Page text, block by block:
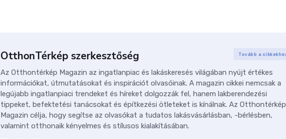
OtthonTérkép szerkesztőség Tovább a
Az Otthontérkép Magazin az ingatlanpiac és lakáskeresés világában nyújt értékes
információkat, útmutatásokat és inspirációt olvasóinak. A magazin cikkei nemcsak a
legújabb ingatlanpiaci trendeket és híreket dolgozzák fel, hanem lakberendezési
tippeket, befektetési tanácsokat és építkezési ötleteket is kínálnak. Az Otthontérkép
Magazin célja, hogy segítse az olvasókat a tudatos lakásvásárlásban, -bérlésben,
valamint otthonaik kényelmes és stílusos kialakításában.